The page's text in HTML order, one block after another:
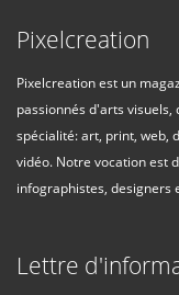
Pixelcreation
Pixelcreation est un
passionnés d'arts
spécialité: art, print, web,
vidéo. Notre vocation est
infographistes, designers
Lettre